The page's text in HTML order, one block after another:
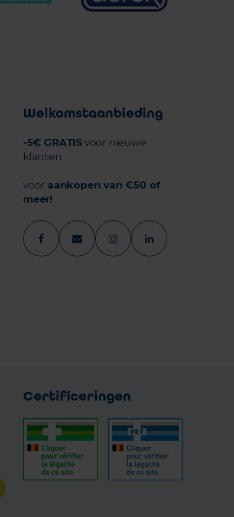
Welkomstaanbieding
-5€ GRATIS voor nieuwe
klanten
voor aankopen van €50 of
meer!
Certificeringen